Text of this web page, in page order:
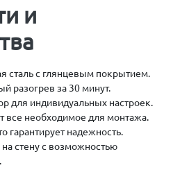
и
сталь с глянцевым покрытием.
разогрев за 30 минут.
для индивидуальных настроек.
все необходимое для монтажа.
гарантирует надежность.
стену с возможностью